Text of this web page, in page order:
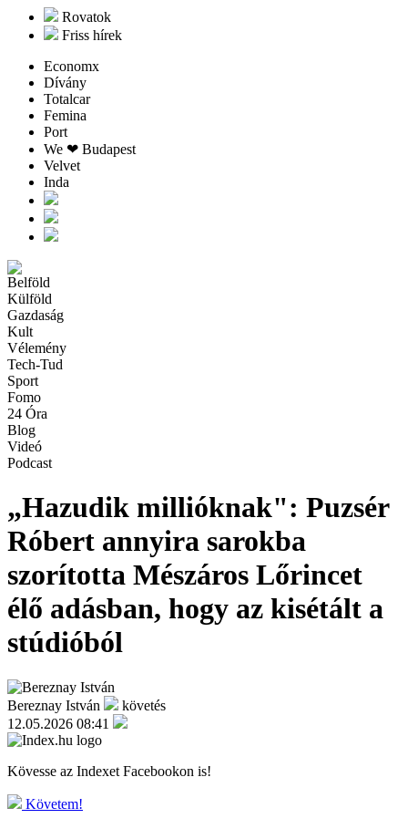
Rovatok
Friss hírek
Economx
Dívány
Totalcar
Femina
Port
We ❤︎ Budapest
Velvet
Inda
Belföld
Külföld
Gazdaság
Kult
Vélemény
Tech-Tud
Sport
Fomo
24 Óra
Blog
Videó
Podcast
„Hazudik millióknak": Puzsér
Róbert annyira sarokba
szorította Mészáros Lőrincet
élő adásban, hogy az kisétált a
stúdióból
Bereznay István
követés
12.05.2026 08:41
Kövesse az Indexet Facebookon is!
Követem!